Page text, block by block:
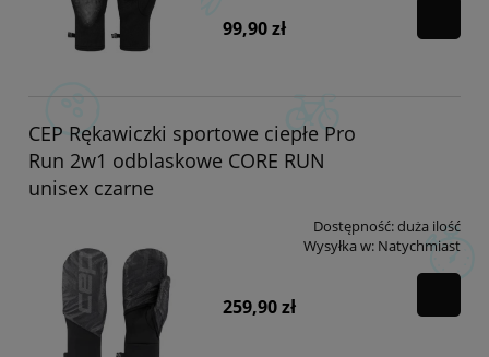
99,90 zł
CEP Rękawiczki sportowe ciepłe Pro
Run 2w1 odblaskowe CORE RUN
unisex czarne
Dostępność:duża ilość
Wysyłka w: Natychmiast
259,90 zł